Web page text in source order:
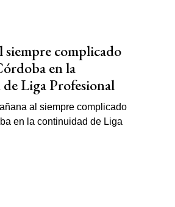
siempre complicado
en la
Liga Profesional